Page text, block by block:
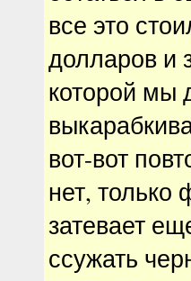
все это
долларов и
которой мы
вот-вот
нет, только
затевает
ссужать